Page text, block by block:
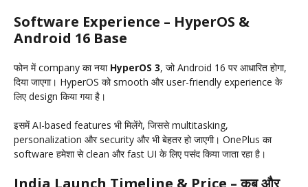
Software Experience – HyperOS &
Android 16 Base
फोन में company का नया HyperOS 3, जो Android 16 पर आधारित होगा,
दिया जाएगा। HyperOS को smooth और user-friendly experience के
लिए design किया गया है।
इसमें AI-based features भी मिलेंगे, जिससे multitasking,
personalization और security और भी बेहतर हो जाएगी। OnePlus का
software हमेशा से clean और fast UI के लिए पसंद किया जाता रहा है।